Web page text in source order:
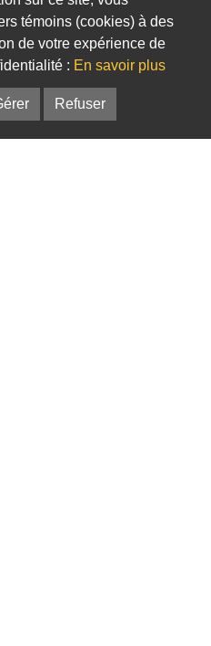
Bagues de centrage
témoins (cookies) à des
de votre expérience de
: En savoir plus
Refuser